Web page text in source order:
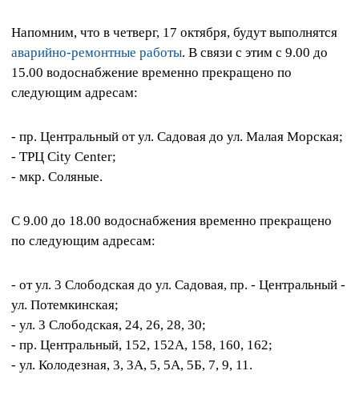
Напомним, что в четверг, 17 октября, будут выполнятся
аварийно-ремонтные работы. В связи с этим с 9.00 до
15.00 водоснабжение временно прекращено по
следующим адресам:
- пр. Центральный от ул. Садовая до ул. Малая Морская;
- ТРЦ City Center;
- мкр. Соляные.
С 9.00 до 18.00 водоснабжения временно прекращено
по следующим адресам:
- от ул. 3 Слободская до ул. Садовая, пр. - Центральный -
ул. Потемкинская;
- ул. 3 Слободская, 24, 26, 28, 30;
- пр. Центральный, 152, 152А, 158, 160, 162;
- ул. Колодезная, 3, 3А, 5, 5А, 5Б, 7, 9, 11.